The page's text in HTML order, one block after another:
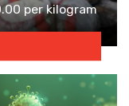
per kilogram